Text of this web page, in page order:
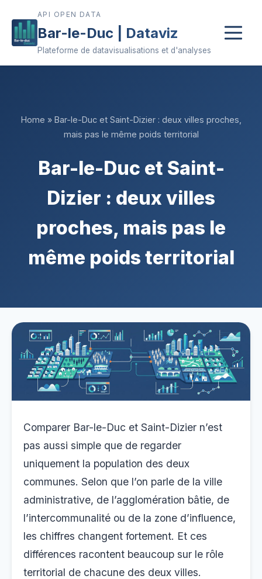
API OPEN DATA
Bar-le-Duc | Dataviz
Plateforme de datavisualisations et d'analyses
Home » Bar-le-Duc et Saint-Dizier : deux villes proches,
mais pas le même poids territorial
Bar-le-Duc et Saint-
Dizier : deux villes
proches, mais pas le
même poids territorial
Comparer Bar-le-Duc et Saint-Dizier n’est
pas aussi simple que de regarder
uniquement la population des deux
communes. Selon que l’on parle de la ville
administrative, de l’agglomération bâtie, de
l’intercommunalité ou de la zone d’influence,
les chiffres changent fortement. Et ces
différences racontent beaucoup sur le rôle
territorial de chacune des deux villes.